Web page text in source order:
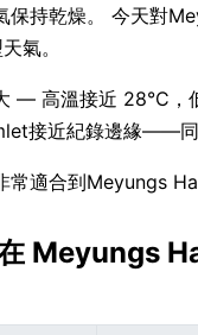
持乾燥。 今天對
氣。
— 高溫接近 28°C，
接近紀錄邊緣——同
常適合到Meyungs
Meyungs